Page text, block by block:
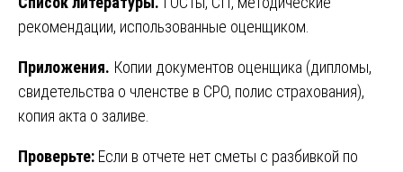
рекомендации, использованные оценщиком.
Приложения. Копии документов оценщика (дипломы,
свидетельства о членстве в СРО, полис страхования),
копия акта о заливе.
Проверьте: Если в отчете нет сметы с разбивкой по